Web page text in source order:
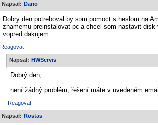
Napsal: Dano
Dobry den potreboval by som pomoct s heslom na
znamemu preinstalovat pc a chcel som nastavit disk
vopred dakujem
Reagovat
Napsal: HWServis
Dobrý den,
není žádný problém, řešení máte v uvedeném
Reagovat
Napsal: Rostas